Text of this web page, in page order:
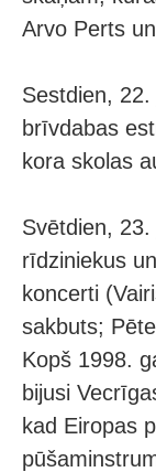
Arvo Perts
Sestdien,
brīvdabas
kora skolas
Svētdien,
rīdziniekus
koncerti
sakbuts;
Kopš 1998.
bijusi
kad Eiropas